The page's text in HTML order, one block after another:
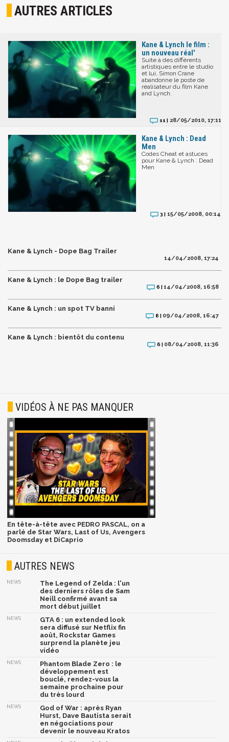
AUTRES ARTICLES
Kane & Lynch le film :
un nouveau réal'
Suite à des différents
artistiques entre le studio
et lui, Simon Crane
abandonne le poste de
réalisateur du film Kane
and Lynch.
11 | 28/05/2010, 17:11
Kane & Lynch : Dead
Men
Codes Cheat et astuces
pour Kane & Lynch : Dead
Men
3 | 15/05/2008, 00:14
Kane & Lynch - Dope Bag Trailer
14/04/2008, 17:24
Kane & Lynch : le Dope Bag trailer
6 |14/04/2008, 16:58
Kane & Lynch : un spot TV banni
8 | 09/04/2008, 16:47
Kane & Lynch : bientôt du contenu
6 | 08/04/2008, 11:36
VIDÉOS À NE PAS MANQUER
En tête-à-tête avec PEDRO PASCAL, on a
parlé de Star Wars, Last of Us, Avengers
Doomsday et DiCaprio
AUTRES NEWS
NEWS
The Legend of Zelda : l'un
des derniers rôles de Sam
Neill confirmé avant sa
mort début juillet
NEWS
GTA 6 : un extended look
sera diffusé sur Netflix fin
août, Rockstar Games
surprend la planète jeu
vidéo
NEWS
Phantom Blade Zero : le
développement est
bouclé, rendez-vous la
semaine prochaine pour
du très lourd
NEWS
God of War : après Ryan
Hurst, Dave Bautista serait
en négociations pour
devenir le nouveau Kratos